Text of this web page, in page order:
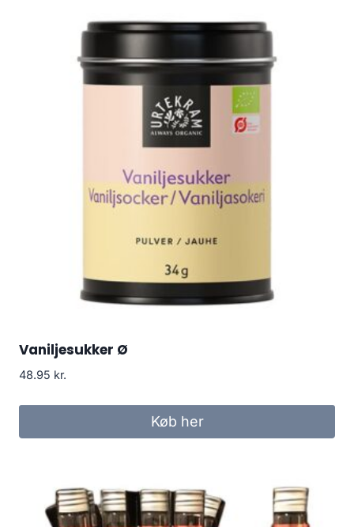
Vaniljesukker Ø
48.95 kr.
Køb her